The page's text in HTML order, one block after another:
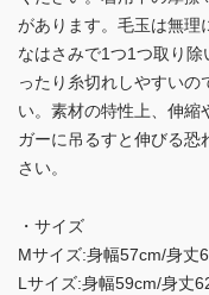
があります。毛玉は無理
なはさみで1つ1つ取り
ったり糸切れしやすいの
い。素材の特性上、伸縮
ガーに吊るすと伸びる恐
さい。
・サイズ
Mサイズ:身幅57cm/身丈
Lサイズ:身幅59cm/身丈